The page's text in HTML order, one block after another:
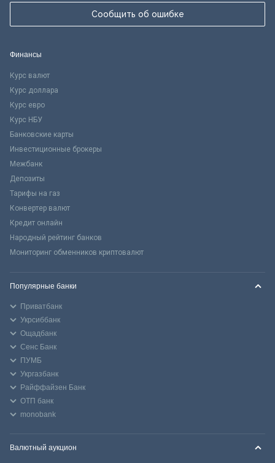
Сообщить об ошибке
Финансы
Курс валют
Курс доллара
Курс евро
Курс НБУ
Банковские карты
Инвестиционные брокеры
Межбанк
Депозиты
Тарифы на газ
Конвертер валют
Кредит онлайн
Народный рейтинг банков
Мониторинг обменников криптовалют
Популярные банки
Приватбанк
Укрсиббанк
Ощадбанк
Сенс Банк
ПУМБ
Укргазбанк
Райффайзен Банк
ОТП банк
monobank
Валютный аукцион